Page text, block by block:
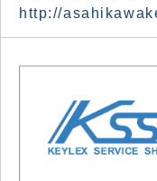
http://